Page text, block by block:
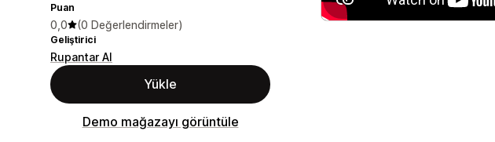
Puan
0,0 (0 Değerlendirmeler)
Geliştirici
Rupantar AI
Yükle
Demo mağazayı görüntüle